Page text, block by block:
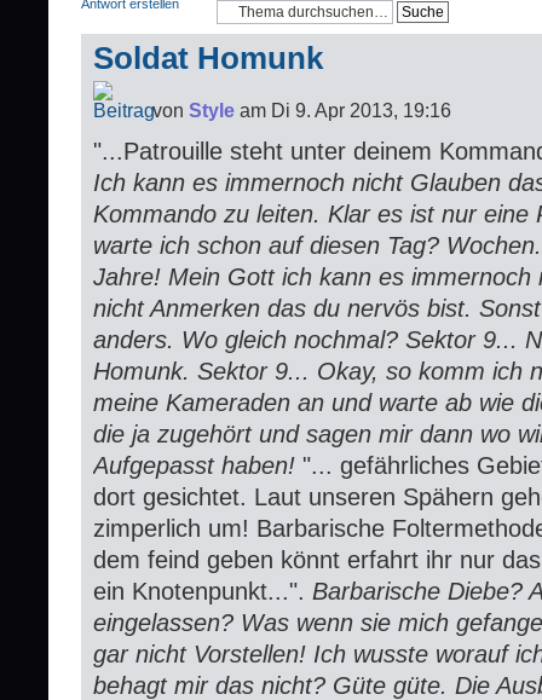
Antwort erstellen
Soldat Homunk
von Style am Di 9. Apr 2013, 19:16
"...Patrouille steht unter deinem
Ich kann es immernoch nicht Glauben
Kommando zu leiten. Klar es ist nur eine
warte ich schon auf diesen Tag?
Jahre! Mein Gott ich kann es
nicht Anmerken das du nervös bist.
anders. Wo gleich nochmal? Sektor 9...
Homunk. Sektor 9... Okay, so komm ich
meine Kameraden an und warte ab wie
die ja zugehört und sagen mir dann wo
Aufgepasst haben! "... gefährliches
dort gesichtet. Laut unseren Spähern
zimperlich um! Barbarische
dem feind geben könnt erfahrt ihr nur
ein Knotenpunkt...". Barbarische Diebe?
eingelassen? Was wenn sie mich
gar nicht Vorstellen! Ich wusste worauf
behagt mir das nicht? Güte güte. Die